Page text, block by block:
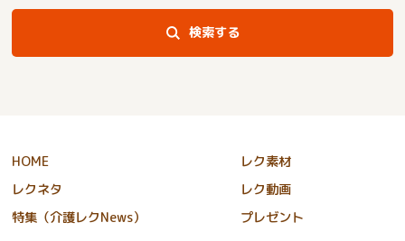
検索する
HOME
レク素材
レクネタ
レク動画
特集（介護レクNews）
プレゼント